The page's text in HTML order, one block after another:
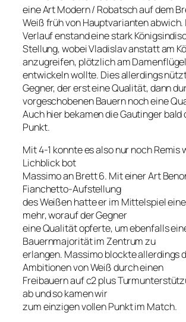
eine Art Modern / Robatsch auf dem
Weiß früh von Hauptvarianten
Verlauf enstand eine stark
Stellung, wobei Vladislav anstatt am
anzugreifen, plötzlich am
entwickeln wollte. Dies allerdings
Gegner, der erst eine Qualität, dann
vorgeschobenen Bauern noch eine
Auch hier bekamen die Gautinger bald
Punkt.
Mit 4-1 konnte es also nur noch Remis
Lichblick bot
Massimo an Brett 6. Mit einer Art
Fianchetto-Aufstellung
des Weißen hatte er im Mittelspiel
mehr, worauf der Gegner
eine Qualität opferte, um ebenfalls
Bauernmajorität im Zentrum zu
erlangen. Massimo blockte allerdings
Ambitionen von Weiß durch einen
Freibauern auf c2 plus
ab und so kamen wir
zum einzigen vollen Punkt im Match.